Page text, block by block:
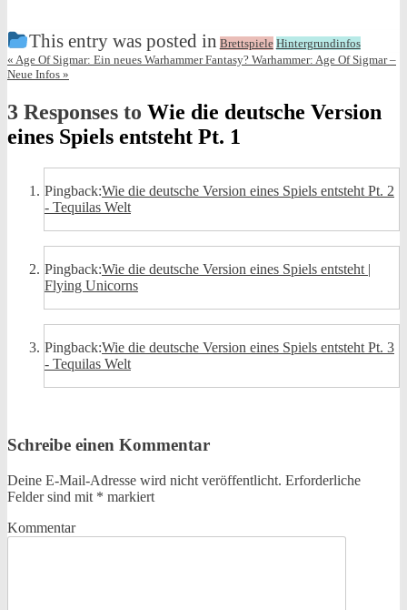
This entry was posted in Brettspiele Hintergrundinfos
« Age Of Sigmar: Ein neues Warhammer Fantasy? Warhammer: Age Of Sigmar –
Neue Infos »
3 Responses to Wie die deutsche Version
eines Spiels entsteht Pt. 1
Pingback:Wie die deutsche Version eines Spiels entsteht Pt. 2
- Tequilas Welt
Pingback:Wie die deutsche Version eines Spiels entsteht |
Flying Unicorns
Pingback:Wie die deutsche Version eines Spiels entsteht Pt. 3
- Tequilas Welt
Schreibe einen Kommentar
Deine E-Mail-Adresse wird nicht veröffentlicht. Erforderliche
Felder sind mit * markiert
Kommentar